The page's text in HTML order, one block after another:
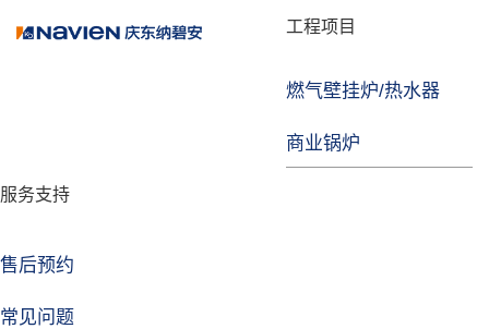
工程项目
燃气壁挂炉/热水器
商业锅炉
服务支持
售后预约
常见问题
品牌故事
技术实力
企业动态
焦点注册Life